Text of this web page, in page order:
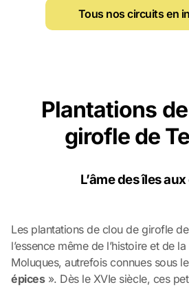
Tous nos circuits en
Plantations
girofle de
L’âme des îles
Les plantations de clou de girofle de
l’essence même de l’histoire et de
Moluques, autrefois connues sous le
épices». Dès le XVIe siècle, ces